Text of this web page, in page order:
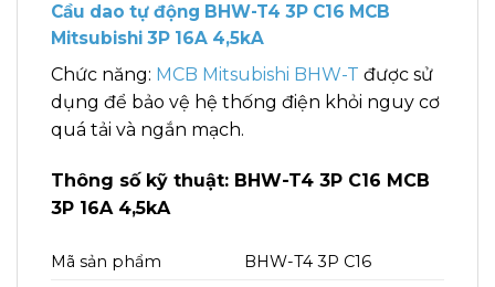
Cầu dao tự động BHW-T4 3P C16 MCB
Mitsubishi 3P 16A 4,5kA
Chức năng: MCB Mitsubishi BHW-T được sử
dụng để bảo vệ hệ thống điện khỏi nguy cơ
quá tải và ngắn mạch.
Thông số kỹ thuật: BHW-T4 3P C16 MCB
3P 16A 4,5kA
Mã sản phẩm
BHW-T4 3P C16